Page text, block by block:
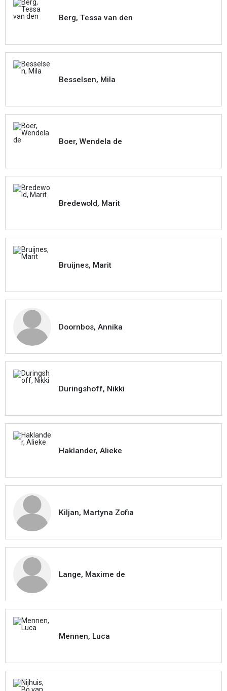
Berg, Tessa van den
Besselsen, Mila
Boer, Wendela de
Bredewold, Marit
Bruijnes, Marit
Doornbos, Annika
Duringshoff, Nikki
Haklander, Alieke
Kiljan, Martyna Zofia
Lange, Maxime de
Mennen, Luca